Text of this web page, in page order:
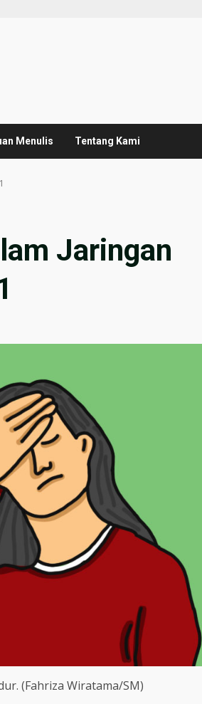
Menulis Tentang Kami
Jaringan
(Fahriza Wiratama/SM)